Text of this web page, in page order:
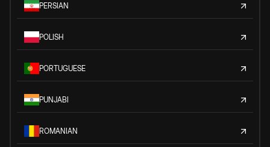
PERSIAN
POLISH
PORTUGUESE
PUNJABI
ROMANIAN